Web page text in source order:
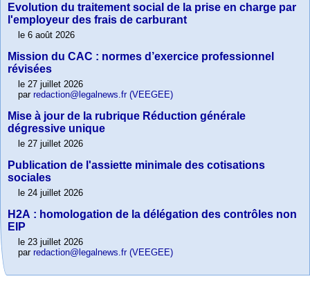
Evolution du traitement social de la prise en charge par
l'employeur des frais de carburant
le 6 août 2026
Mission du CAC : normes d’exercice professionnel
révisées
le 27 juillet 2026
par redaction@legalnews.fr (VEEGEE)
Mise à jour de la rubrique Réduction générale
dégressive unique
le 27 juillet 2026
Publication de l'assiette minimale des cotisations
sociales
le 24 juillet 2026
H2A : homologation de la délégation des contrôles non
EIP
le 23 juillet 2026
par redaction@legalnews.fr (VEEGEE)